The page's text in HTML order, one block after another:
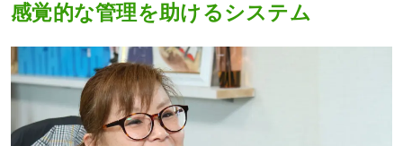
感覚的な管理を助けるシステム